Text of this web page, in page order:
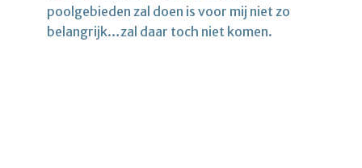
poolgebieden zal doen is voor mij niet zo
belangrijk…zal daar toch niet komen.